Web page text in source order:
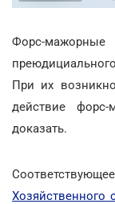
Форс-
При их
действие форс-
доказать.
Хозяйственного